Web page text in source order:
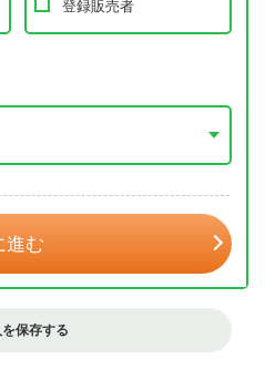
登録販売者
進む
保存する